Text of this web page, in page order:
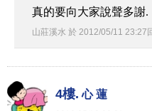
真的要向大家說聲多謝.
山莊溪水 於 2012/05/11 23:27
4樓. 心 蓮